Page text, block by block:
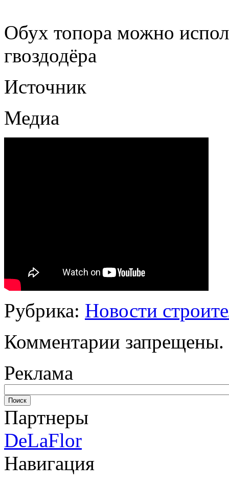
Обух топора можно
гвоздодёра
Источник
Медиа
Рубрика: Новости
Комментарии запрещены.
Реклама
Партнеры
DeLaFlor
Навигация